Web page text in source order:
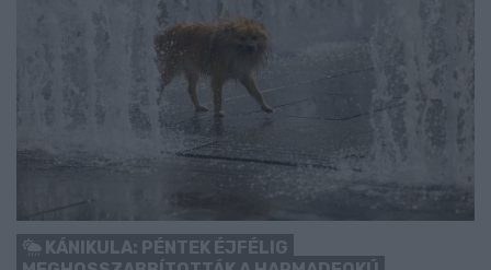
KÁNIKULA: PÉNTEK ÉJFÉLIG